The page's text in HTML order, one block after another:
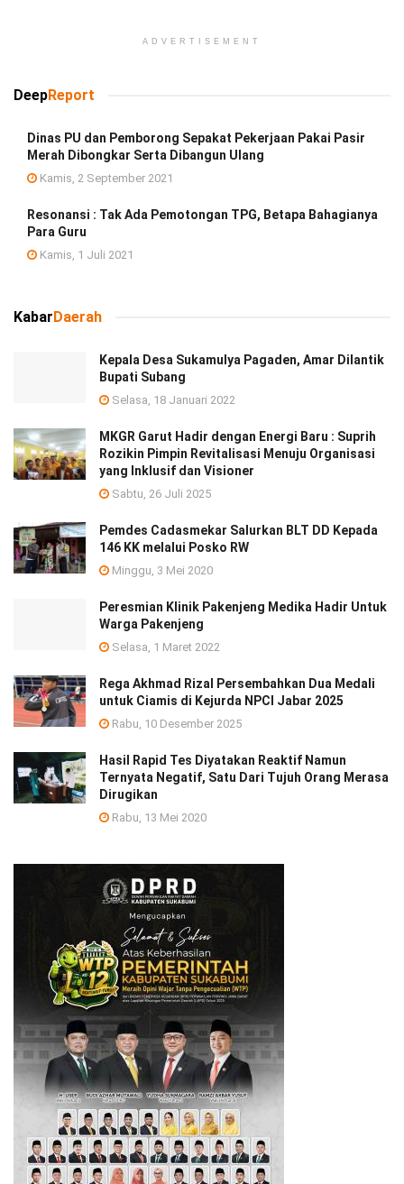
ADVERTISEMENT
DeepReport
Dinas PU dan Pemborong Sepakat Pekerjaan Pakai Pasir
Merah Dibongkar Serta Dibangun Ulang
Kamis, 2 September 2021
Resonansi : Tak Ada Pemotongan TPG, Betapa Bahagianya
Para Guru
Kamis, 1 Juli 2021
KabarDaerah
Kepala Desa Sukamulya Pagaden, Amar Dilantik
Bupati Subang
Selasa, 18 Januari 2022
MKGR Garut Hadir dengan Energi Baru : Suprih
Rozikin Pimpin Revitalisasi Menuju Organisasi
yang Inklusif dan Visioner
Sabtu, 26 Juli 2025
Pemdes Cadasmekar Salurkan BLT DD Kepada
146 KK melalui Posko RW
Minggu, 3 Mei 2020
Peresmian Klinik Pakenjeng Medika Hadir Untuk
Warga Pakenjeng
Selasa, 1 Maret 2022
Rega Akhmad Rizal Persembahkan Dua Medali
untuk Ciamis di Kejurda NPCI Jabar 2025
Rabu, 10 Desember 2025
Hasil Rapid Tes Diyatakan Reaktif Namun
Ternyata Negatif, Satu Dari Tujuh Orang Merasa
Dirugikan
Rabu, 13 Mei 2020